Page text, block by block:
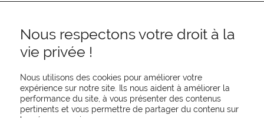
REJOIGNEZ-NOUS
Nous respectons votre droit à la
vie privée !
Nous utilisons des cookies pour améliorer votre
expérience sur notre site. Ils nous aident à améliorer la
performance du site, à vous présenter des contenus
pertinents et vous permettre de partager du contenu sur